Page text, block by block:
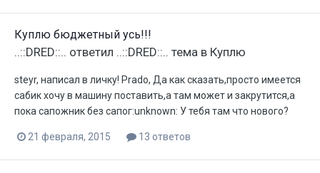
Куплю бюджетный усь!!!
..::DRED::.. ответил ..::DRED::.. тема в Куплю
steyr, написал в личку! Prado, Да как сказать,просто имеется
сабик хочу в машину поставить,а там может и закрутится,а
пока сапожник без сапог:unknown: У тебя там что нового?
21 февраля, 2015 13 ответов